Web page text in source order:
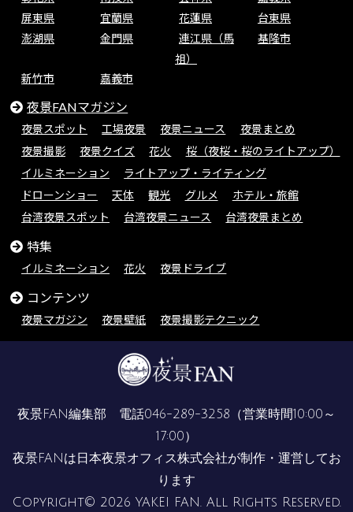
屏東県
宜蘭県 花蓮県
台東県
澎湖県
金門県
連江県（馬
祖）
基隆市
新竹市 嘉義市
夜景FANマガジン
夜景スポット 工場夜景 夜景ニュース
夜景まとめ
夜景撮影
夜景クイズ 花火
桜（夜桜・桜のライトアップ）
イルミネーション
ライトアップ・ライティング
ドローンショー
天体 観光 グルメ
ホテル・旅館
台湾夜景スポット
台湾夜景ニュース 台湾夜景まとめ
特集
イルミネーション 花火 夜景ドライブ
コンテンツ
夜景マガジン 夜景壁紙 夜景撮影テクニック
夜景FAN編集部 電話046-289-3258 （営業時間10:00～
17:00）
夜景FANは 日本夜景オフィス株式会社が制作・運営してお
ります
Copyright© 2026 YAKEI FAN. All Rights Reserved.